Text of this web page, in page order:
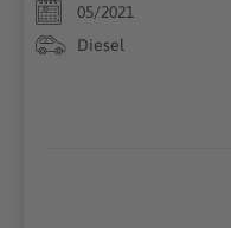
05/2021
Diesel